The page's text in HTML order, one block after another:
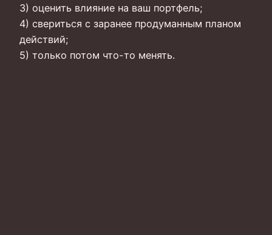
3) оценить влияние на ваш портфель;
4) свериться с заранее продуманным планом
действий;
5) только потом что-то менять.